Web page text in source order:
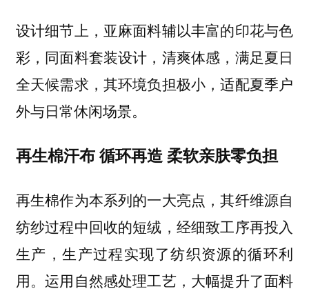
设计细节上，亚麻面料辅以丰富的印花与色
彩，同面料套装设计，清爽体感，满足夏日
全天候需求，其环境负担极小，适配夏季户
外与日常休闲场景。
再生棉汗布 循环再造 柔软亲肤零负担
再生棉作为本系列的一大亮点，其纤维源自
纺纱过程中回收的短绒，经细致工序再投入
生产，生产过程实现了纺织资源的循环利
用。运用自然感处理工艺，大幅提升了面料